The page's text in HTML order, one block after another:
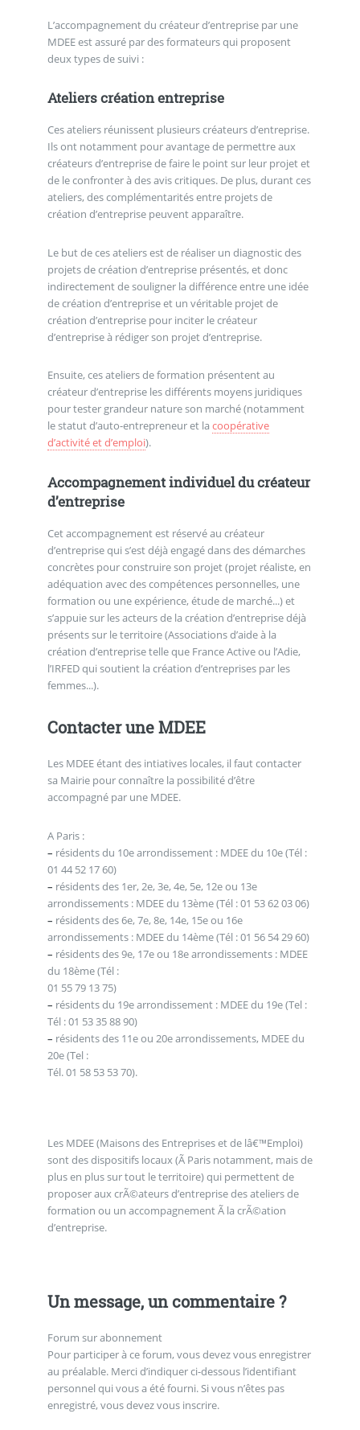
L’accompagnement du créateur d’entreprise par une
MDEE est assuré par des formateurs qui proposent
deux types de suivi :
Ateliers création entreprise
Ces ateliers réunissent plusieurs créateurs d’entreprise.
Ils ont notamment pour avantage de permettre aux
créateurs d’entreprise de faire le point sur leur projet et
de le confronter à des avis critiques. De plus, durant ces
ateliers, des complémentarités entre projets de
création d’entreprise peuvent apparaître.
Le but de ces ateliers est de réaliser un diagnostic des
projets de création d’entreprise présentés, et donc
indirectement de souligner la différence entre une idée
de création d’entreprise et un véritable projet de
création d’entreprise pour inciter le créateur
d’entreprise à rédiger son projet d’entreprise.
Ensuite, ces ateliers de formation présentent au
créateur d’entreprise les différents moyens juridiques
pour tester grandeur nature son marché (notamment
le statut d’auto-entrepreneur et la coopérative
d’activité et d’emploi).
Accompagnement individuel du créateur
d’entreprise
Cet accompagnement est réservé au créateur
d’entreprise qui s’est déjà engagé dans des démarches
concrètes pour construire son projet (projet réaliste, en
adéquation avec des compétences personnelles, une
formation ou une expérience, étude de marché...) et
s’appuie sur les acteurs de la création d’entreprise déjà
présents sur le territoire (Associations d’aide à la
création d’entreprise telle que France Active ou l’Adie,
l’IRFED qui soutient la création d’entreprises par les
femmes...).
Contacter une MDEE
Les MDEE étant des intiatives locales, il faut contacter
sa Mairie pour connaître la possibilité d’être
accompagné par une MDEE.
A Paris :
– résidents du 10e arrondissement : MDEE du 10e (Tél :
01 44 52 17 60)
– résidents des 1er, 2e, 3e, 4e, 5e, 12e ou 13e
arrondissements : MDEE du 13ème (Tél : 01 53 62 03 06)
– résidents des 6e, 7e, 8e, 14e, 15e ou 16e
arrondissements : MDEE du 14ème (Tél : 01 56 54 29 60)
– résidents des 9e, 17e ou 18e arrondissements : MDEE
du 18ème (Tél :
01 55 79 13 75)
– résidents du 19e arrondissement : MDEE du 19e (Tel :
Tél : 01 53 35 88 90)
– résidents des 11e ou 20e arrondissements, MDEE du
20e (Tel :
Tél. 01 58 53 53 70).
Les MDEE (Maisons des Entreprises et de lâ€™Emploi)
sont des dispositifs locaux (Ã Paris notamment, mais de
plus en plus sur tout le territoire) qui permettent de
proposer aux crÃ©ateurs d’entreprise des ateliers de
formation ou un accompagnement Ã la crÃ©ation
d’entreprise.
Un message, un commentaire ?
Forum sur abonnement
Pour participer à ce forum, vous devez vous enregistrer
au préalable. Merci d’indiquer ci-dessous l’identifiant
personnel qui vous a été fourni. Si vous n’êtes pas
enregistré, vous devez vous inscrire.